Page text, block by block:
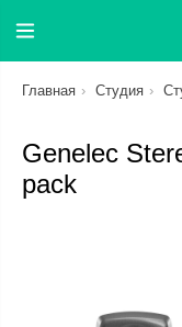
Главная Студия
Genelec
pack